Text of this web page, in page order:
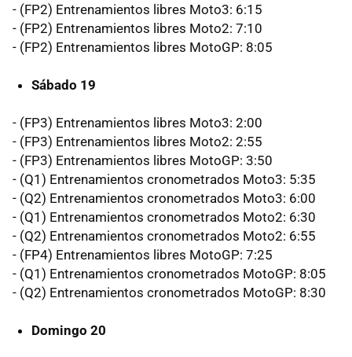
- (FP2) Entrenamientos libres Moto3: 6:15
- (FP2) Entrenamientos libres Moto2: 7:10
- (FP2) Entrenamientos libres MotoGP: 8:05
Sábado 19
- (FP3) Entrenamientos libres Moto3: 2:00
- (FP3) Entrenamientos libres Moto2: 2:55
- (FP3) Entrenamientos libres MotoGP: 3:50
- (Q1) Entrenamientos cronometrados Moto3: 5:35
- (Q2) Entrenamientos cronometrados Moto3: 6:00
- (Q1) Entrenamientos cronometrados Moto2: 6:30
- (Q2) Entrenamientos cronometrados Moto2: 6:55
- (FP4) Entrenamientos libres MotoGP: 7:25
- (Q1) Entrenamientos cronometrados MotoGP: 8:05
- (Q2) Entrenamientos cronometrados MotoGP: 8:30
Domingo 20